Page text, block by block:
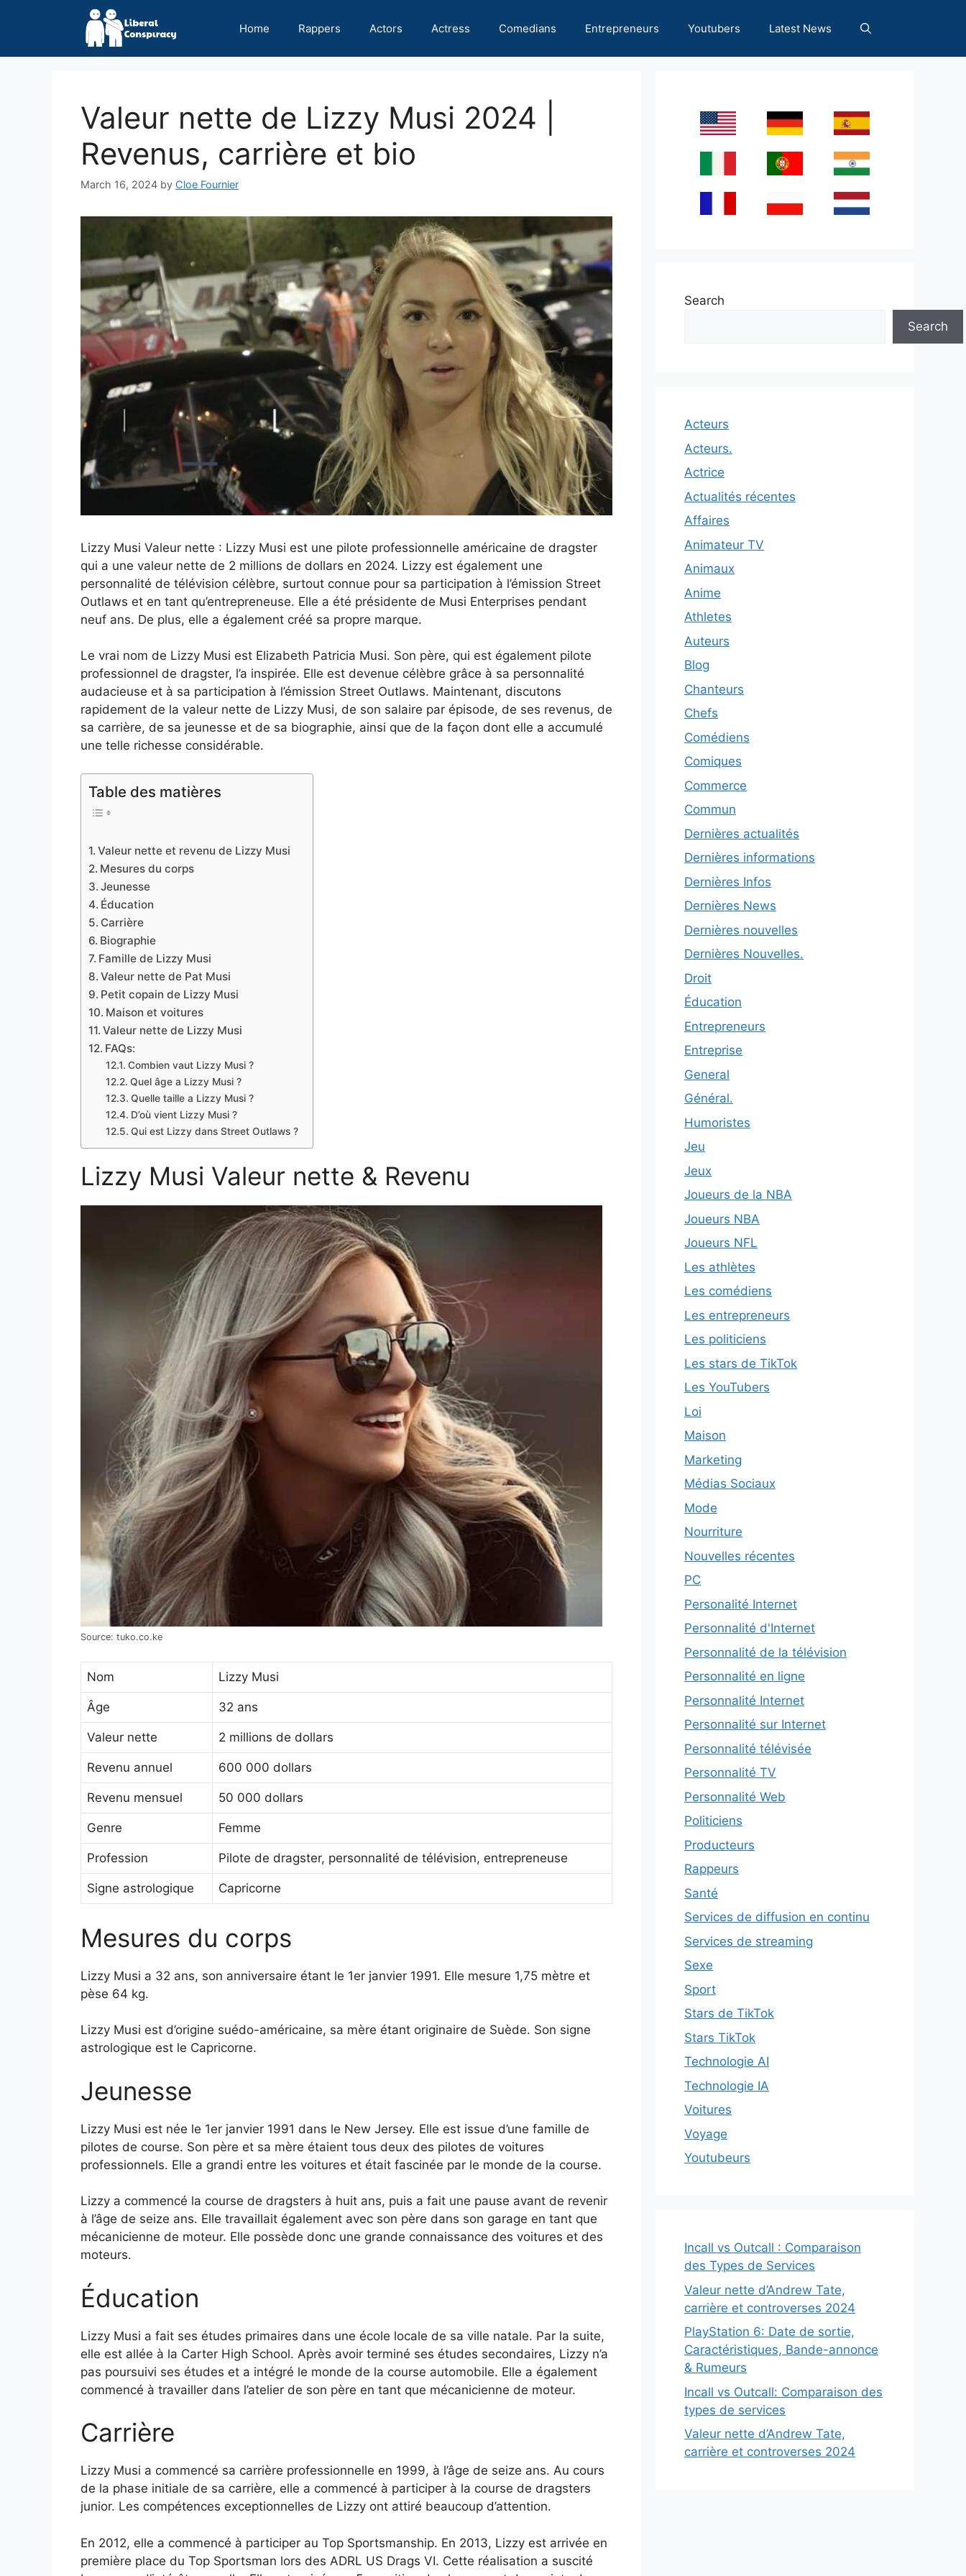
Home Rappers Actors Actress Comedians Entrepreneurs Youtubers Latest News
Valeur nette de Lizzy Musi 2024 |
Revenus, carrière et bio
March 16, 2024 by Cloe Fournier
Lizzy Musi Valeur nette : Lizzy Musi est une pilote professionnelle américaine de dragster
qui a une valeur nette de 2 millions de dollars en 2024. Lizzy est également une
personnalité de télévision célèbre, surtout connue pour sa participation à l’émission Street
Outlaws et en tant qu’entrepreneuse. Elle a été présidente de Musi Enterprises pendant
neuf ans. De plus, elle a également créé sa propre marque.
Le vrai nom de Lizzy Musi est Elizabeth Patricia Musi. Son père, qui est également pilote
professionnel de dragster, l’a inspirée. Elle est devenue célèbre grâce à sa personnalité
audacieuse et à sa participation à l’émission Street Outlaws. Maintenant, discutons
rapidement de la valeur nette de Lizzy Musi, de son salaire par épisode, de ses revenus, de
sa carrière, de sa jeunesse et de sa biographie, ainsi que de la façon dont elle a accumulé
une telle richesse considérable.
Table des matières
Valeur nette et revenu de Lizzy Musi
Mesures du corps
Jeunesse
Éducation
Carrière
Biographie
Famille de Lizzy Musi
Valeur nette de Pat Musi
Petit copain de Lizzy Musi
Maison et voitures
Valeur nette de Lizzy Musi
FAQs:
Combien vaut Lizzy Musi ?
Quel âge a Lizzy Musi ?
Quelle taille a Lizzy Musi ?
D’où vient Lizzy Musi ?
Qui est Lizzy dans Street Outlaws ?
Lizzy Musi Valeur nette & Revenu
Source: tuko.co.ke
Nom Lizzy Musi
Âge 32 ans
Valeur nette 2 millions de dollars
Revenu annuel 600 000 dollars
Revenu mensuel 50 000 dollars
Genre Femme
Profession Pilote de dragster, personnalité de télévision, entrepreneuse
Signe astrologique Capricorne
Mesures du corps
Lizzy Musi a 32 ans, son anniversaire étant le 1er janvier 1991. Elle mesure 1,75 mètre et
pèse 64 kg.
Lizzy Musi est d’origine suédo-américaine, sa mère étant originaire de Suède. Son signe
astrologique est le Capricorne.
Jeunesse
Lizzy Musi est née le 1er janvier 1991 dans le New Jersey. Elle est issue d’une famille de
pilotes de course. Son père et sa mère étaient tous deux des pilotes de voitures
professionnels. Elle a grandi entre les voitures et était fascinée par le monde de la course.
Lizzy a commencé la course de dragsters à huit ans, puis a fait une pause avant de revenir
à l’âge de seize ans. Elle travaillait également avec son père dans son garage en tant que
mécanicienne de moteur. Elle possède donc une grande connaissance des voitures et des
moteurs.
Éducation
Lizzy Musi a fait ses études primaires dans une école locale de sa ville natale. Par la suite,
elle est allée à la Carter High School. Après avoir terminé ses études secondaires, Lizzy n’a
pas poursuivi ses études et a intégré le monde de la course automobile. Elle a également
commencé à travailler dans l’atelier de son père en tant que mécanicienne de moteur.
Carrière
Lizzy Musi a commencé sa carrière professionnelle en 1999, à l’âge de seize ans. Au cours
de la phase initiale de sa carrière, elle a commencé à participer à la course de dragsters
junior. Les compétences exceptionnelles de Lizzy ont attiré beaucoup d’attention.
En 2012, elle a commencé à participer au Top Sportsmanship. En 2013, Lizzy est arrivée en
première place du Top Sportsman lors des ADRL US Drags VI. Cette réalisation a suscité
Search
Search
Acteurs
Acteurs.
Actrice
Actualités récentes
Affaires
Animateur TV
Animaux
Anime
Athletes
Auteurs
Blog
Chanteurs
Chefs
Comédiens
Comiques
Commerce
Commun
Dernières actualités
Dernières informations
Dernières Infos
Dernières News
Dernières nouvelles
Dernières Nouvelles.
Droit
Éducation
Entrepreneurs
Entreprise
General
Général.
Humoristes
Jeu
Jeux
Joueurs de la NBA
Joueurs NBA
Joueurs NFL
Les athlètes
Les comédiens
Les entrepreneurs
Les politiciens
Les stars de TikTok
Les YouTubers
Loi
Maison
Marketing
Médias Sociaux
Mode
Nourriture
Nouvelles récentes
PC
Personalité Internet
Personnalité d'Internet
Personnalité de la télévision
Personnalité en ligne
Personnalité Internet
Personnalité sur Internet
Personnalité télévisée
Personnalité TV
Personnalité Web
Politiciens
Producteurs
Rappeurs
Santé
Services de diffusion en continu
Services de streaming
Sexe
Sport
Stars de TikTok
Stars TikTok
Technologie AI
Technologie IA
Voitures
Voyage
Youtubeurs
Incall vs Outcall : Comparaison
des Types de Services
Valeur nette d’Andrew Tate,
carrière et controverses 2024
PlayStation 6: Date de sortie,
Caractéristiques, Bande-annonce
& Rumeurs
Incall vs Outcall: Comparaison des
types de services
Valeur nette d’Andrew Tate,
carrière et controverses 2024